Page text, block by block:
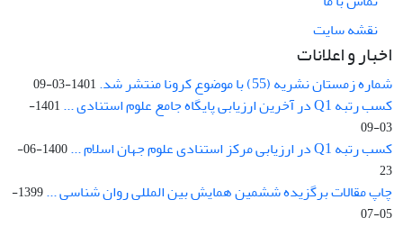
نقشه سایت
اخبار و اعلانات
شماره زمستان نشریه (55) با موضوع کرونا منتشر شد. 1401-03-09
کسب رتبه Q1 در آخرین ارزیابی پایگاه جامع علوم استنادی ...
1401-
03-09
کسب رتبه Q1 در ارزیابی مرکز استنادی علوم جهان اسلام ...
1400-06-
23
چاپ مقالات برگزیده ششمین همایش بین المللی روان شناسی ...
1399-
05-07